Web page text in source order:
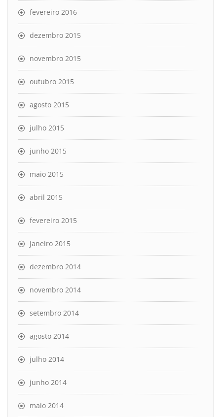
fevereiro 2016
dezembro 2015
novembro 2015
outubro 2015
agosto 2015
julho 2015
junho 2015
maio 2015
abril 2015
fevereiro 2015
janeiro 2015
dezembro 2014
novembro 2014
setembro 2014
agosto 2014
julho 2014
junho 2014
maio 2014